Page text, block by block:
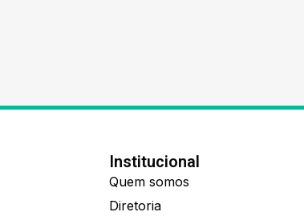
Institucional
Quem somos
Diretoria